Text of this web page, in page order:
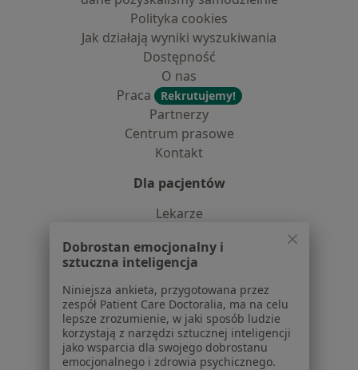
Polityka cookies
Jak działają wyniki wyszukiwania
Dostępność
O nas
Praca
Rekrutujemy!
Partnerzy
Centrum prasowe
Kontakt
Dla pacjentów
Lekarze
Pytania i odpowiedzi
Usługi i zabiegi
Choroby
Pomoc
Aplikacje mobilne
Blog dla pacjentów
Dobrostan emocjonalny i
sztuczna inteligencja
Niniejsza ankieta, przygotowana przez
zespół Patient Care Doctoralia, ma na celu
lepsze zrozumienie, w jaki sposób ludzie
korzystają z narzędzi sztucznej inteligencji
jako wsparcia dla swojego dobrostanu
emocjonalnego i zdrowia psychicznego.